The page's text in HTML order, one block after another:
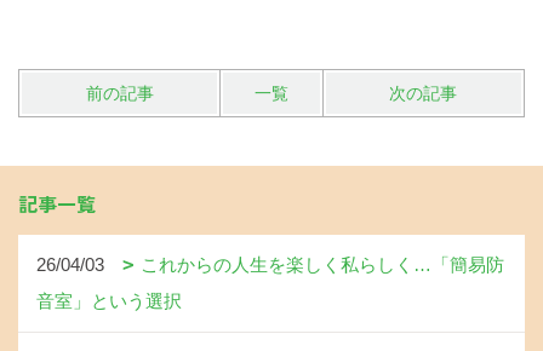
前の記事 一覧 次の記事
記事一覧
26/04/03
これからの人生を楽しく私らしく…「簡易防
音室」という選択